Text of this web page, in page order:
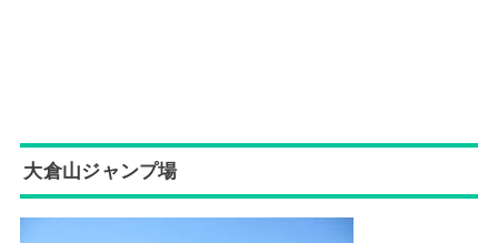
大倉山ジャンプ場